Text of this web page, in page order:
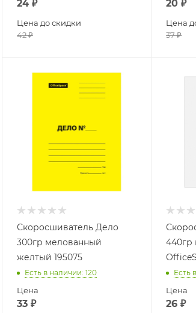
24 ₽
Цена до скидки
42₽
20 ₽
Цена
37₽
Скоросшиватель Дело
300гр мелованный
желтый 195075
Есть в наличии: 120
Цена
33 ₽
440гр
Есть
Цена
26 ₽